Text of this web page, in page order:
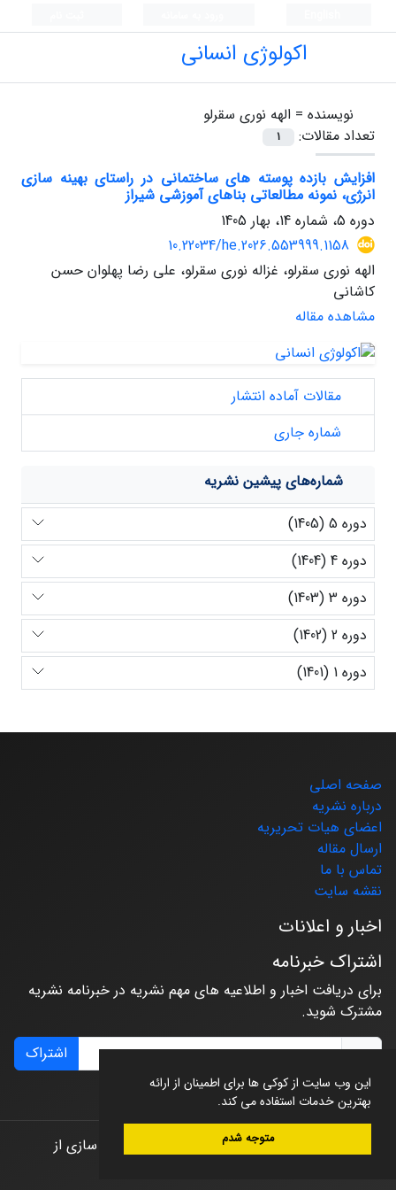
این وب سایت از کوکی ها برای اطمینان از ارائه
بهترین خدمات استفاده می کند.
متوجه شدم
اکولوژی انسانی
نویسنده = الهه نوری سقرلو
تعداد مقالات:
1
افزایش بازده پوسته های ساختمانی در راستای بهینه سازی
انرژی، نمونه مطالعاتی بناهای آموزشی شیراز
دوره 5، شماره 14، بهار 1405
10.22034/he.2026.553999.1158
الهه نوری سقرلو، غزاله نوری سقرلو، علی رضا پهلوان حسن
کاشانی
مشاهده مقاله
مقالات آماده انتشار
شماره جاری
شماره‌های پیشین نشریه
دوره 5 (1405)
دوره 4 (1404)
دوره 3 (1403)
دوره 2 (1402)
دوره 1 (1401)
صفحه اصلی
درباره نشریه
اعضای هیات تحریریه
ارسال مقاله
تماس با ما
نقشه سایت
اخبار و اعلانات
اشتراک خبرنامه
برای دریافت اخبار و اطلاعیه های مهم نشریه در خبرنامه نشریه
مشترک شوید.
اشتراک
© سامانه مدیریت نشریات علمی.
طراحی و پیاده سازی از